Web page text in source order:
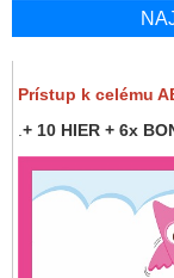
Prístup k celému
+ 10 HIER + 6x